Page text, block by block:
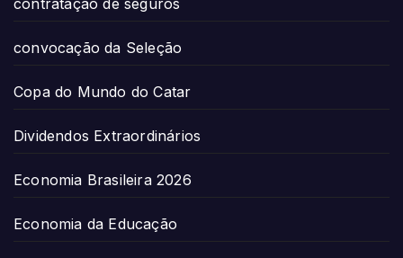
contratação de seguros
convocação da Seleção
Copa do Mundo do Catar
Dividendos Extraordinários
Economia Brasileira 2026
Economia da Educação